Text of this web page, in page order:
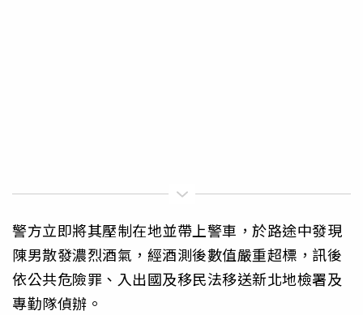
警方立即將其壓制在地並帶上警車，於路途中發現
陳男散發濃烈酒氣，經酒測後數值嚴重超標，訊後
依公共危險罪、入出國及移民法移送新北地檢署及
專勤隊偵辦。